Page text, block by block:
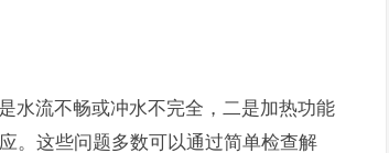
水流不畅或冲水不完全，二是加热功能
。这些问题多数可以通过简单检查解